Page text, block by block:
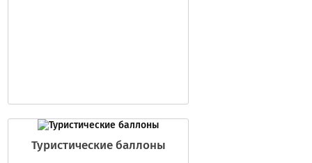
Туристические баллоны